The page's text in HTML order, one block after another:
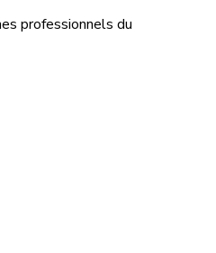
professionnels du